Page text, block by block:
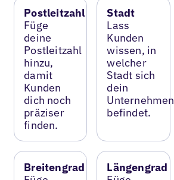
Postleitzahl
Füge
deine
Postleitzahl
hinzu,
damit
Kunden
dich noch
präziser
finden.
Stadt
Lass
Kunden
wissen, in
welcher
Stadt sich
dein
Unternehmen
befindet.
Breitengrad
Längengrad